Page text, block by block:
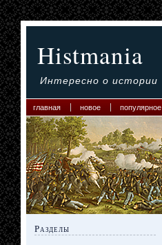
Histmania
Интересно о истории
главная новое популярное
Разделы